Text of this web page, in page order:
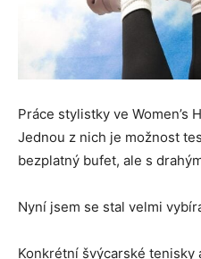
Práce stylistky ve Women’s
Jednou z nich je možnost
bezplatný bufet, ale s
Nyní jsem se stal velmi
Konkrétní švýcarské tenisky